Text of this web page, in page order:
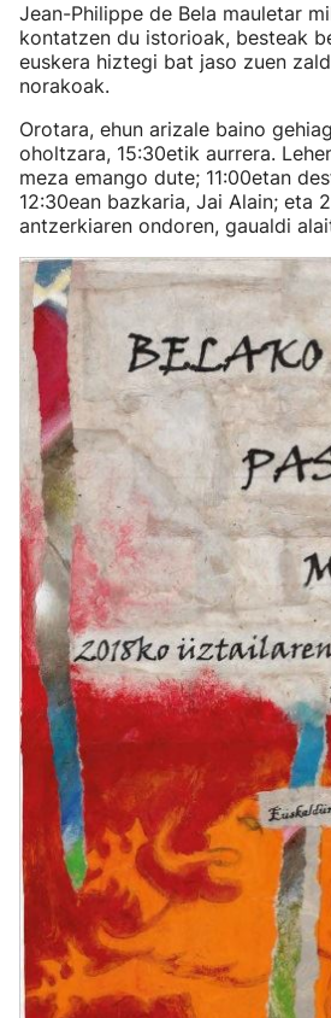
Jean-Philippe de Bela mauletar
kontatzen du istorioak, besteak
euskera hiztegi bat jaso zuen
norakoak.
Orotara, ehun arizale baino
oholtzara, 15:30etik aurrera.
meza emango dute; 11:00etan
12:30ean bazkaria, Jai Alain; eta
antzerkiaren ondoren, gaualdi